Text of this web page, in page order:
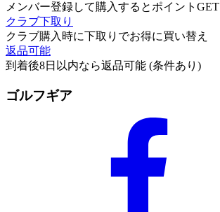
メンバー登録して購入するとポイントGET
クラブ下取り
クラブ購入時に下取りでお得に買い替え
返品可能
到着後8日以内なら返品可能 (条件あり)
ゴルフギア